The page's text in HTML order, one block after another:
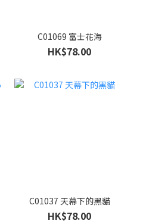
C01069 富士花海
HK$78.00
C01037 天幕下的黑貓
HK$78.00